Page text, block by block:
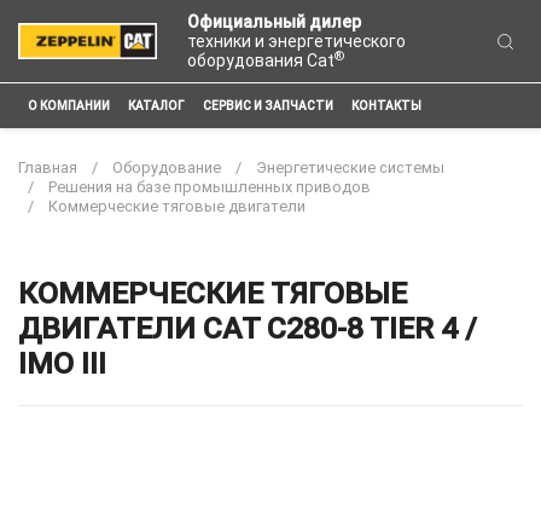
Официальный дилер
техники и энергетического
оборудования Cat®
О КОМПАНИИ КАТАЛОГ СЕРВИС И ЗАПЧАСТИ КОНТАКТЫ
Главная Оборудование
Энергетические системы
Решения на базе промышленных приводов
Коммерческие тяговые двигатели
КОММЕРЧЕСКИЕ ТЯГОВЫЕ
ДВИГАТЕЛИ CAT C280-8 TIER 4 /
IMO III